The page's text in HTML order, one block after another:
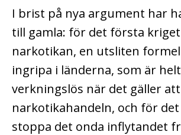
I brist på nya argument har
till gamla: för det första
narkotikan, en utsliten
ingripa i länderna, som är helt
verkningslös när det gäller
narkotikahandeln, och för
stoppa det onda inflytandet